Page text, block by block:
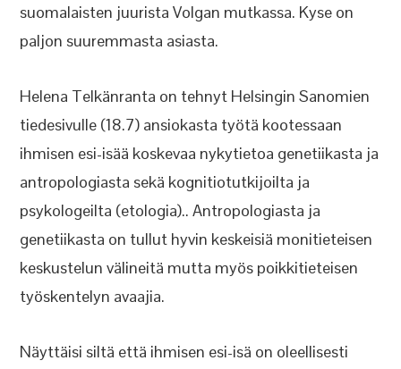
suomalaisten juurista Volgan mutkassa. Kyse on
paljon suuremmasta asiasta.
Helena Telkänranta on tehnyt Helsingin Sanomien
tiedesivulle (18.7) ansiokasta työtä kootessaan
ihmisen esi-isää koskevaa nykytietoa genetiikasta ja
antropologiasta sekä kognitiotutkijoilta ja
psykologeilta (etologia).. Antropologiasta ja
genetiikasta on tullut hyvin keskeisiä monitieteisen
keskustelun välineitä mutta myös poikkitieteisen
työskentelyn avaajia.
Näyttäisi siltä että ihmisen esi-isä on oleellisesti